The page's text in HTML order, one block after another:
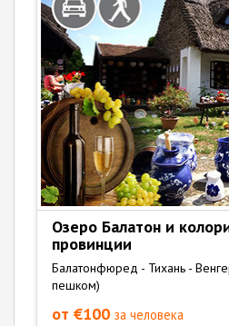
Озеро Балатон и
провинции
Балатонфюред - Тихань -
пешком)
от €100 за человека